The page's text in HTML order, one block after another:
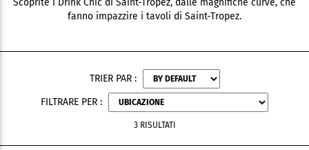
Scoprite i Drink Chic di Saint-Tropez, dalle magnifiche curve, che
fanno impazzire i tavoli di Saint-Tropez.
TRIER PAR :
FILTRARE PER :
3 RISULTATI